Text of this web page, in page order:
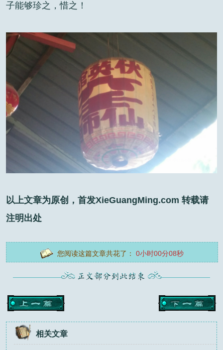
子能够珍之，惜之！
以上文章为原创，首发XieGuangMing.com 转载请
注明出处
您阅读这篇文章共花了： 0小时00分09秒
相关文章